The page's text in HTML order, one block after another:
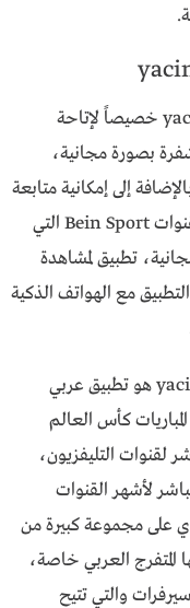
صمم تحميل ياسين تيفي للاندرويد yacine tv خصيصاً لإتاحة
بصورة مجانية،
لمشاهدة المباريات كأس العالم 2023 بالإضافة إلى إمكانية متابعة
أشهر القنوات الرياضية، ومن أشهر هذه القنوات Bein Sport التي
تطبيق لمشاهدة
كما يتوافق هذا التطبيق مع الهواتف الذكية
كما أن تحميل ياسين تيفي للاندرويد yacine tv هو تطبيق عربي
كأس العالم
لقنوات التليفزيون،
لأشهر القنوات
على مجموعة كبيرة من
المتفرج العربي خاصة،
والتي تتيح